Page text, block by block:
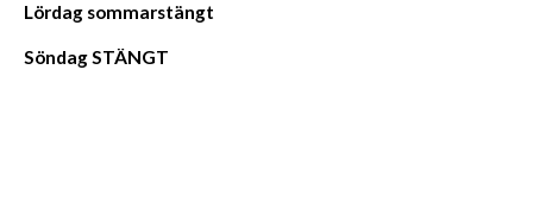
Lördag sommarstängt
Söndag STÄNGT